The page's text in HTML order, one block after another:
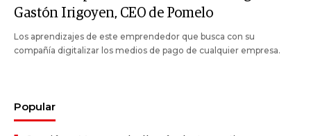
Gastón Irigoyen, CEO de Pomelo
Los aprendizajes de este emprendedor que busca con su
compañía digitalizar los medios de pago de cualquier empresa.
Popular